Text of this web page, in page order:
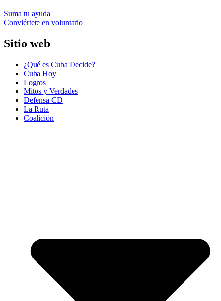
Suma tu ayuda
Conviértete en voluntario
Sitio web
¿Qué es Cuba Decide?
Cuba Hoy
Logros
Mitos y Verdades
Defensa CD
La Ruta
Coalición